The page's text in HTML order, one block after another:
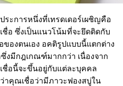
ะการหนึ่งที่เทรดเดอร์เผชิญคือ
ชื่อ ซึ่งเป็นแนวโน้มที่จะยึดติดกับ
องตนเอง อคติรูปแบบนี้แตกต่าง
ซึ่งมีกฎเกณฑ์มากกว่า เนื่องจาก
ชื่อนี้จะขึ้นอยู่กับแต่ละบุคคล
าคุณเชื่อว่ามีภาวะฟองสบู่ใน